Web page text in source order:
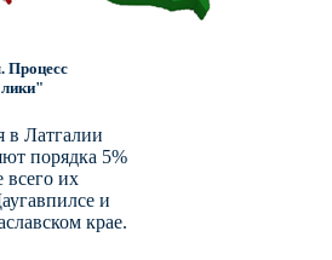
Процесс
в Латгалии
порядка 5%
всего их
и
крае.